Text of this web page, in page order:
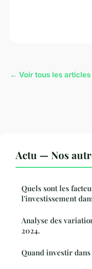
← Voir tous les
Actu — Nos
Quels sont les
l'investissement
Analyse des
2024.
Quand investir